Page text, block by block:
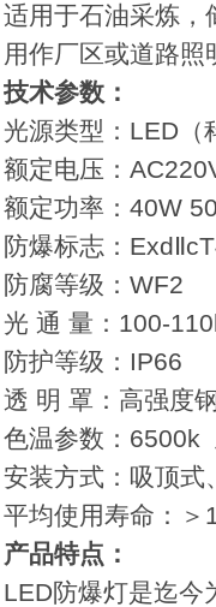
适用于石油采炼，
用作厂区或道路照
技术参数：
光源类型：LED（
额定电压：
额定功率：40W
防爆标志：
防腐等级：WF2
光 通 量：100-
防护等级：IP66
透 明 罩：高强度
色温参数：6500k
安装方式：吸顶式
平均使用寿命：＞
产品特点：
LED防爆灯是迄今